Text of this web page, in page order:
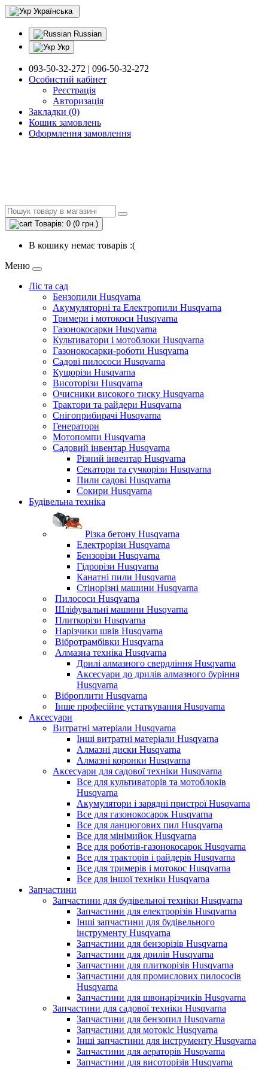
Українська
Russian
Укр
093-50-32-272 | 096-50-32-272
Особистий кабінет
Реєстрація
Авторизація
Закладки (0)
Кошик замовлень
Оформлення замовлення
Товарів: 0 (0 грн.)
В кошику немає товарів :(
Меню
Ліс та сад
Бензопили Husqvarna
Акумуляторні та Електропили Husqvarna
Тримери і мотокоси Husqvarna
Газонокосарки Husqvarna
Культиватори і мотоблоки Husqvarna
Газонокосарки-роботи Husqvarna
Садові пилососи Husqvarna
Кущорізи Husqvarna
Висоторізи Husqvarna
Очисники високого тиску Husqvarna
Трактори та райдери Husqvarna
Снігоприбирачі Husqvarna
Генератори
Мотопомпи Husqvarna
Садовий інвентар Husqvarna
Різний інвентар Husqvarna
Секатори та сучкорізи Husqvarna
Пили садові Husqvarna
Сокири Husqvarna
Будівельна техніка
Різка бетону Husqvarna
Електрорізи Husqvarna
Бензорізи Husqvarna
Гідрорізи Husqvarna
Канатні пили Husqvarna
Стінорізні машини Husqvarna
Пилососи Husqvarna
Шліфувальні машини Husqvarna
Плиткорізи Husqvarna
Нарізчики швів Husqvarna
Вібротрамбівки Husqvarna
Алмазна техніка Husqvarna
Дрилі алмазного свердління Husqvarna
Аксесуари до дрилів алмазного буріння
Husqvarna
Віброплити Husqvarna
Інше професійне устаткування Husqvarna
Аксесуари
Витратні матеріали Husqvarna
Інші витратні матеріали Husqvarna
Алмазні диски Husqvarna
Алмазні коронки Husqvarna
Аксесуари для садової техніки Husqvarna
Все для культиваторів та мотоблоків
Husqvarna
Акумулятори і зарядні пристрої Husqvarna
Все для газонокосарок Husqvarna
Все для ланцюгових пил Husqvarna
Все для мінімийок Husqvarna
Все для роботів-газонокосарок Husqvarna
Все для тракторів і райдерів Husqvarna
Все для тримерів і мотокос Husqvarna
Все для іншої техніки Husqvarna
Запчастини
Запчастини для будівельної техніки Husqvarna
Запчастини для електрорізів Husqvarna
Інші запчастини для будівельного
інструменту Husqvarna
Запчастини для бензорізів Husqvarna
Запчастини для дрилів Husqvarna
Запчастини для плиткорізів Husqvarna
Запчастини для промислових пилососів
Husqvarna
Запчастини для швонарізчиків Husqvarna
Запчастини для садової техніки Husqvarna
Запчастини для бензопил Husqvarna
Запчастини для мотокіс Husqvarna
Інші запчастини для інструменту Husqvarna
Запчастини для аераторів Husqvarna
Запчастини для висоторізів Husqvarna